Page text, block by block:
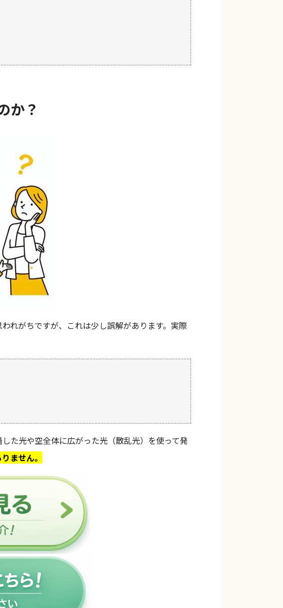
か？
れがちですが、これは少し誤解があります。実際
た光や空全体に広がった光（散乱光）を使って発
ません。